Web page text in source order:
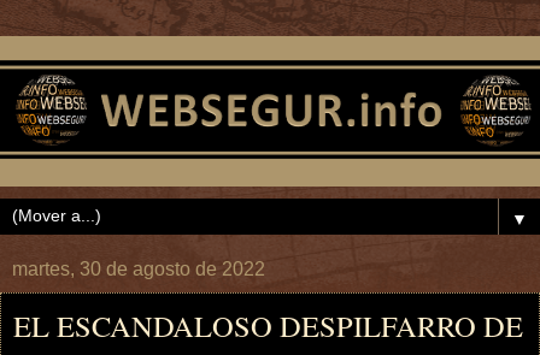
▼
martes, 30 de agosto de 2022
EL ESCANDALOSO DESPILFARRO DE